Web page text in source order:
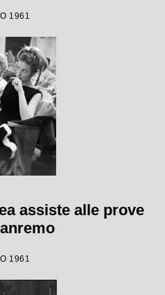
1961
assiste alle prove
1961